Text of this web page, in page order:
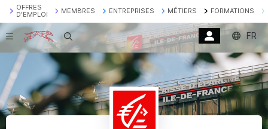
OFFRES
D'EMPLOI
MEMBRES ENTREPRISES MÉTIERS FORMATIONS
Recherche FR